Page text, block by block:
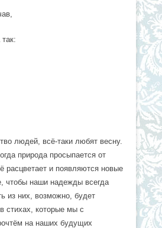
людей, всё-таки любят весну.
природа просыпается от
расцветает и появляются новые
чтобы наши надежды всегда
из них, возможно, будет
стихах, которые мы с
на наших будущих